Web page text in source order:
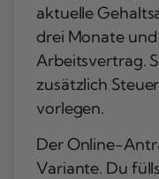
aktuelle
drei Monate
Arbeitsvertrag.
zusätzlich
vorlegen.
Der Online-
Variante. Du